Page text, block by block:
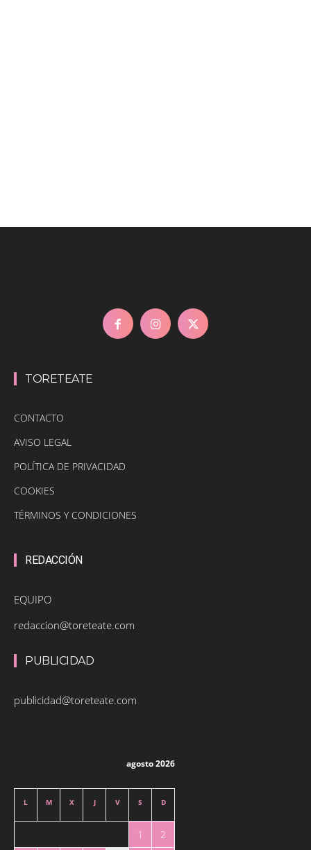
TORETEATE
CONTACTO
AVISO LEGAL
POLÍTICA DE PRIVACIDAD
COOKIES
TÉRMINOS Y CONDICIONES
REDACCIÓN
EQUIPO
redaccion@toreteate.com
PUBLICIDAD
publicidad@toreteate.com
agosto 2026
L M X J V S D
1
2